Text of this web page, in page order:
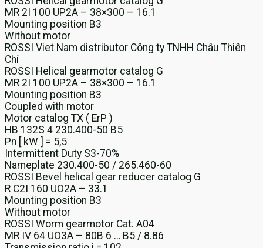
MR 2I 100 UP2A – 38×300 – 16.1
Mounting position B3
Without motor
ROSSI Viet Nam distributor Công ty TNHH Châu Thiên
Chí
ROSSI Helical gearmotor catalog G
MR 2I 100 UP2A – 38×300 – 16.1
Mounting position B3
Coupled with motor
Motor catalog TX ( ErP )
HB 132S 4 230.400-50 B5
Pn [ kW ] = 5,5
Intermittent Duty S3-70%
Nameplate 230.400-50 / 265.460-60
ROSSI Bevel helical gear reducer catalog G
R C2I 160 UO2A – 33.1
Mounting position B3
Without motor
ROSSI Worm gearmotor Cat. A04
MR IV 64 UO3A – 80B 6 … B5 / 8.86